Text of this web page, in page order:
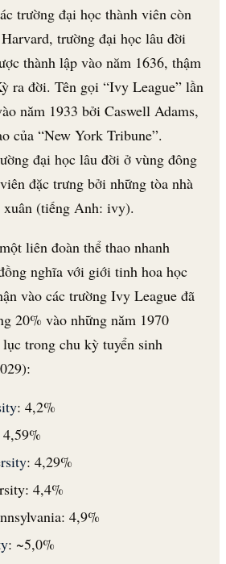
trường đại học thành viên còn
trường đại học lâu đời
thành lập vào năm 1636, thậm
ra đời. Tên gọi “Ivy League” lần
năm 1933 bởi Caswell Adams,
của “New York Tribune”.
đại học lâu đời ở vùng đông
đặc trưng bởi những tòa nhà
xuân (tiếng Anh: ivy).
liên đoàn thể thao nhanh
nghĩa với giới tinh hoa học
vào các trường Ivy League đã
20% vào những năm 1970
trong chu kỳ tuyển sinh
: 4,2%
: 4,29%
4,4%
4,9%
: ~5,0%